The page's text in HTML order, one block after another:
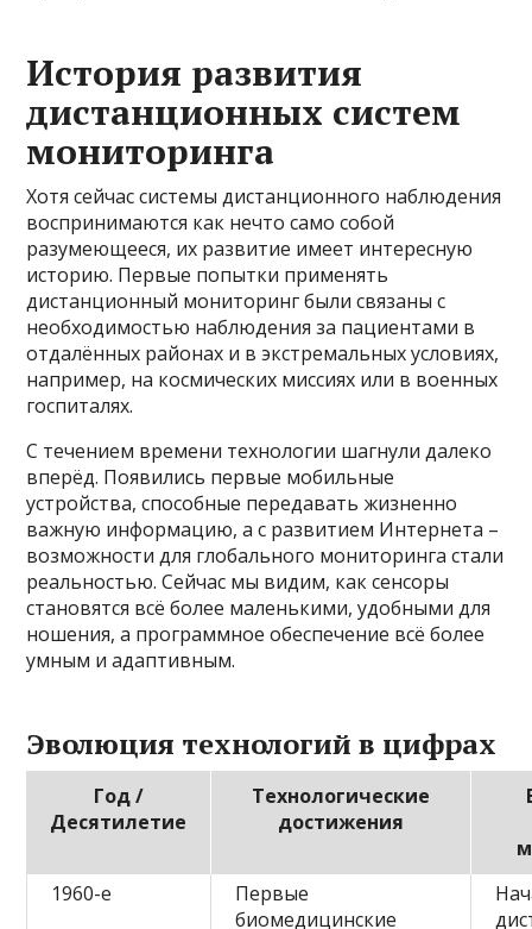
История развития
дистанционных систем
мониторинга
Хотя сейчас системы дистанционного наблюдения
воспринимаются как нечто само собой
разумеющееся, их развитие имеет интересную
историю. Первые попытки применять
дистанционный мониторинг были связаны с
необходимостью наблюдения за пациентами в
отдалённых районах и в экстремальных условиях,
например, на космических миссиях или в военных
госпиталях.
С течением времени технологии шагнули далеко
вперёд. Появились первые мобильные
устройства, способные передавать жизненно
важную информацию, а с развитием Интернета –
возможности для глобального мониторинга стали
реальностью. Сейчас мы видим, как сенсоры
становятся всё более маленькими, удобными для
ношения, а программное обеспечение всё более
умным и адаптивным.
Эволюция технологий в цифрах
Год /
Десятилетие
Технологические
достижения
1960-е
Первые
биомедицинские